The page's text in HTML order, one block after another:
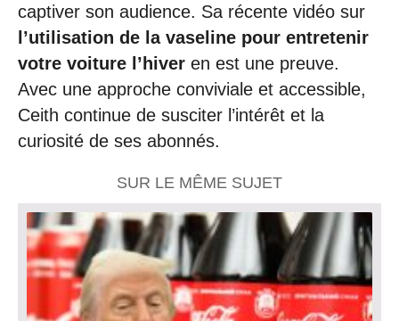
captiver son audience. Sa récente vidéo sur
l’utilisation de la vaseline pour entretenir
votre voiture l’hiver en est une preuve.
Avec une approche conviviale et accessible,
Ceith continue de susciter l’intérêt et la
curiosité de ses abonnés.
SUR LE MÊME SUJET